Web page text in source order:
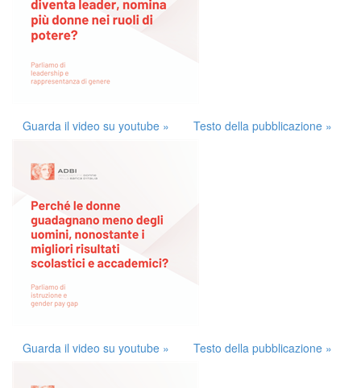
Guarda il video su youtube » Testo della pubblicazione »
Guarda il video su youtube » Testo della pubblicazione »